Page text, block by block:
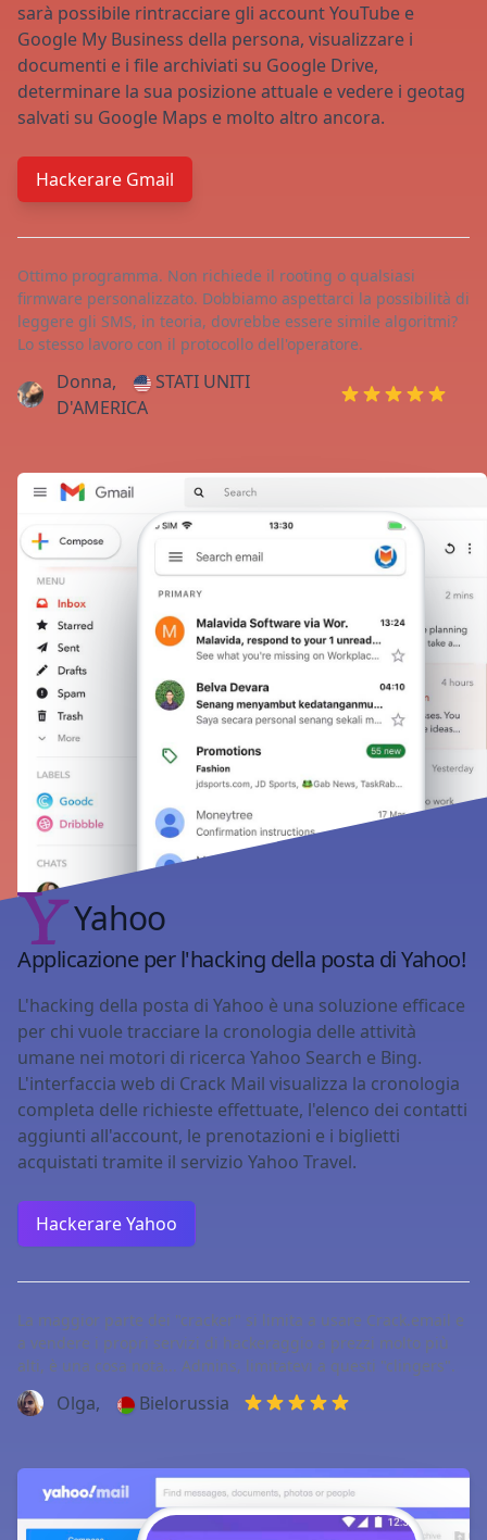
sarà possibile rintracciare gli account YouTube e
Google My Business della persona, visualizzare i
documenti e i file archiviati su Google Drive,
determinare la sua posizione attuale e vedere i geotag
salvati su Google Maps e molto altro ancora.
Hackerare Gmail
Ottimo programma. Non richiede il rooting o qualsiasi
firmware personalizzato. Dobbiamo aspettarci la possibilità di
leggere gli SMS, in teoria, dovrebbe essere simile algoritmi?
Lo stesso lavoro con il protocollo dell'operatore.
Donna,
STATI UNITI
D'AMERICA
Yahoo
Applicazione per l'hacking della posta di Yahoo!
L'hacking della posta di Yahoo è una soluzione efficace
per chi vuole tracciare la cronologia delle attività
umane nei motori di ricerca Yahoo Search e Bing.
L'interfaccia web di Crack Mail visualizza la cronologia
completa delle richieste effettuate, l'elenco dei contatti
aggiunti all'account, le prenotazioni e i biglietti
acquistati tramite il servizio Yahoo Travel.
Hackerare Yahoo
La maggior parte dei "cracker" si limita a usare Crack.email e
a vendere i propri servizi di hackeraggio a prezzi molto più
alti, è una cosa nota... Admins, limitatevi a questi "clingers".
Olga, Bielorussia